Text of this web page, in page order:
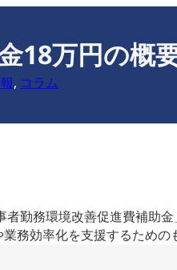
18万円の概
, コラム
勤務環境改善促進費補助
務効率化を支援するための